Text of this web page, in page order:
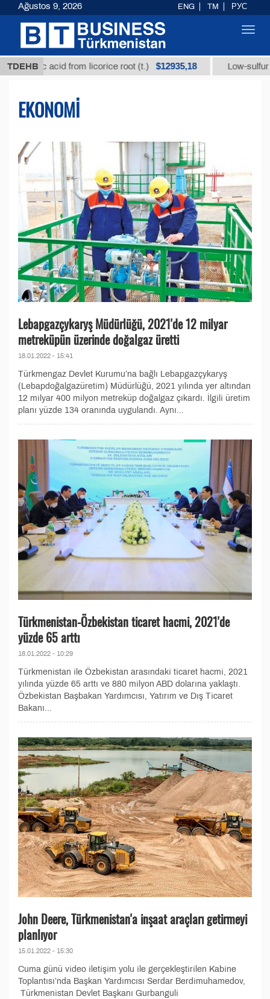
TDEHB
acid from licorice root (t.) $12935,18 Low-sulfur fuel oil
EKONOMI
Lebapgazçykaryş Müdürlüğü, 2021'de 12 milyar
metreküpün üzerinde doğalgaz üretti
18.01.2022 - 15:41
Türkmengaz Devlet Kurumu’na bağlı Lebapgazçykaryş
(Lebapdoğalgazüretim) Müdürlüğü, 2021 yılında yer altından
12 milyar 400 milyon metreküp doğalgaz çıkardı. İlgili üretim
planı yüzde 134 oranında uygulandı. Aynı...
Türkmenistan-Özbekistan ticaret hacmi, 2021'de
yüzde 65 arttı
18.01.2022 - 10:29
Türkmenistan ile Özbekistan arasındaki ticaret hacmi, 2021
yılında yüzde 65 arttı ve 880 milyon ABD dolarına yaklaştı.
Özbekistan Başbakan Yardımcısı, Yatırım ve Dış Ticaret
Bakanı...
John Deere, Türkmenistan'a inşaat araçları getirmeyi
planlıyor
15.01.2022 - 15:30
Cuma günü video iletişim yolu ile gerçekleştirilen Kabine
Toplantısı’nda Başkan Yardımcısı Serdar Berdimuhamedov,
Türkmenistan Devlet Başkanı Gurbanguli
Ağustos 9, 2026 ENG TM РУС